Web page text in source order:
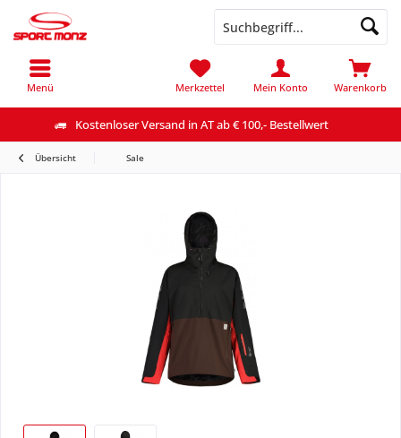
Kostenloser Versand in AT ab € 100,- Bestellwert
Menü Warenkorb
Merkzettel Mein Konto
Übersicht Sale